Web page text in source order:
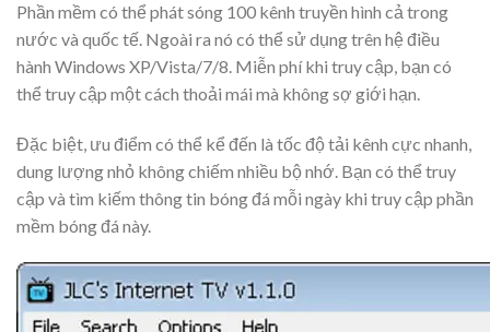
Phần mềm có thể phát sóng 100 kênh truyền hình cả trong
nước và quốc tế. Ngoài ra nó có thể sử dụng trên hệ điều
hành Windows XP/Vista/7/8. Miễn phí khi truy cập, bạn có
thể truy cập một cách thoải mái mà không sợ giới hạn.
Đặc biệt, ưu điểm có thể kể đến là tốc độ tải kênh cực nhanh,
dung lượng nhỏ không chiếm nhiều bộ nhớ. Bạn có thể truy
cập và tìm kiếm thông tin bóng đá mỗi ngày khi truy cập phần
mềm bóng đá này.